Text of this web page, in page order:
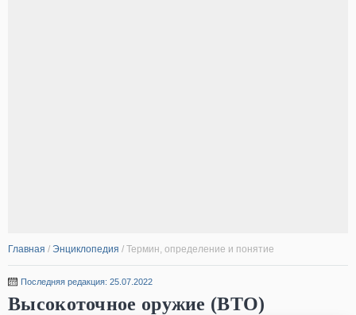
Главная / Энциклопедия / Термин, определение и понятие
Последняя редакция: 25.07.2022
Высокоточное оружие (ВТО)